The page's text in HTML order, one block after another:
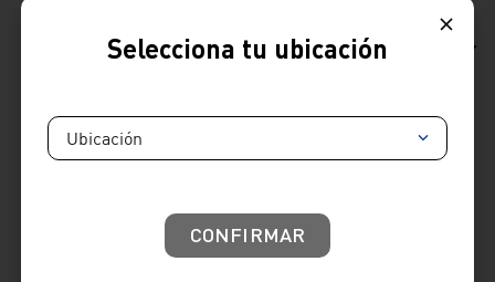
Consideraciones de producto
Productos sugeridos
Selecciona tu ubicación
Ubicación
CONFIRMAR